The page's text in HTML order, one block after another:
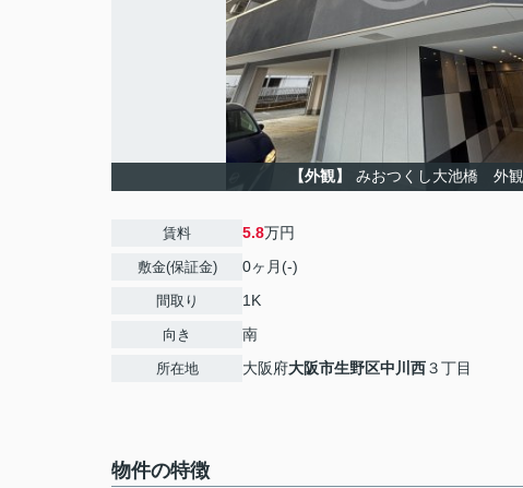
【外観】 みおつくし大池橋 外観
賃料 5.8万円
敷金(保証金) 0ヶ月(-)
間取り 1K
向き 南
所在地 大阪府大阪市生野区中川西３丁目
物件の特徴